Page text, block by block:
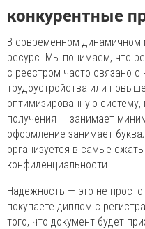
конкурентные
В современном динамичном
ресурс. Мы понимаем, что
с реестром часто связано
трудоустройства или
оптимизированную
получения — занимает
оформление занимает
организуется в самые
конфиденциальности.
Надежность — это не
покупаете диплом с
того, что документ будет